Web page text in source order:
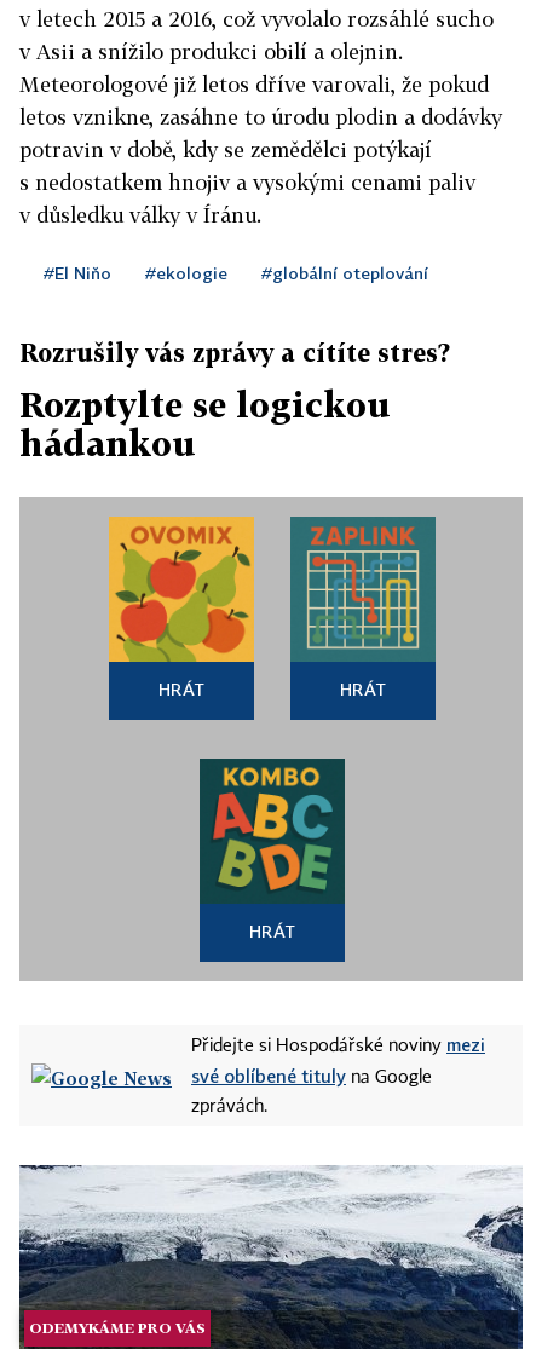
v letech 2015 a 2016, což vyvolalo rozsáhlé sucho
v Asii a snížilo produkci obilí a olejnin.
Meteorologové již letos dříve varovali, že pokud
letos vznikne, zasáhne to úrodu plodin a dodávky
potravin v době, kdy se zemědělci potýkají
s nedostatkem hnojiv a vysokými cenami paliv
v důsledku války v Íránu.
#El Niňo #ekologie #globální oteplování
Rozrušily vás zprávy a cítíte stres?
Rozptylte se logickou
hádankou
HRÁT HRÁT
HRÁT
Přidejte si Hospodářské noviny mezi
své oblíbené tituly na Google
zprávách.
ODEMYKÁME PRO VÁS